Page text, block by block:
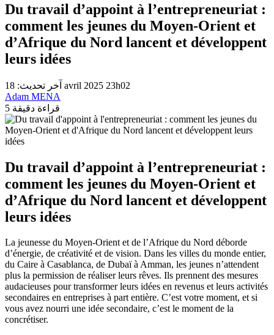
Du travail d’appoint à l’entrepreneuriat :
comment les jeunes du Moyen-Orient et
d’Afrique du Nord lancent et développent
leurs idées
آخر تحديث: 18 avril 2025 23h02
Adam MENA
5 قراءة دقيقة
Du travail d’appoint à l’entrepreneuriat :
comment les jeunes du Moyen-Orient et
d’Afrique du Nord lancent et développent
leurs idées
La jeunesse du Moyen-Orient et de l’Afrique du Nord déborde
d’énergie, de créativité et de vision. Dans les villes du monde entier,
du Caire à Casablanca, de Dubaï à Amman, les jeunes n’attendent
plus la permission de réaliser leurs rêves. Ils prennent des mesures
audacieuses pour transformer leurs idées en revenus et leurs activités
secondaires en entreprises à part entière. C’est votre moment, et si
vous avez nourri une idée secondaire, c’est le moment de la
concrétiser.